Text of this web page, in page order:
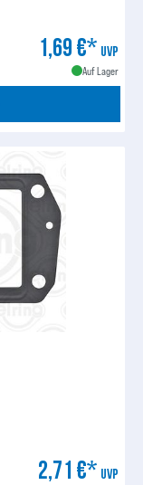
1,69 €* UVP
Auf Lager
2,71 €* UVP